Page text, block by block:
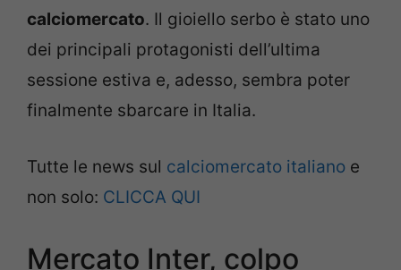
calciomercato. Il gioiello serbo è stato uno
dei principali protagonisti dell’ultima
sessione estiva e, adesso, sembra poter
finalmente sbarcare in Italia.
Tutte le news sul calciomercato italiano e
non solo: CLICCA QUI
Mercato Inter, colpo